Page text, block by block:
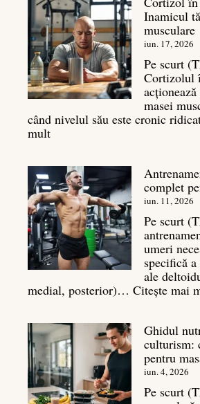
7
mișcări
pentru
un
spate
masiv
Inamicul
musculare
iun. 17, 2026
Pe scurt
Cortizolul
masei
când nivelul său este cronic
mult:
culturism:
Inamicul
tăcut
al
masei
musculare
complet
iun. 11, 2026
Pe scurt
umeri
specifică
ale
medial, posterior)… Citește mai
Ghidul
culturism:
pentru
iun. 4, 2026
Pe scurt